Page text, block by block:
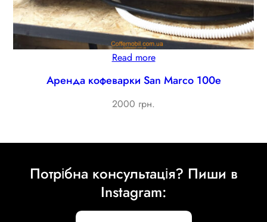
Read more
Аренда кофеварки San Marco 100e
2000 грн.
Потрібна консультація? Пиши в
Instagram: